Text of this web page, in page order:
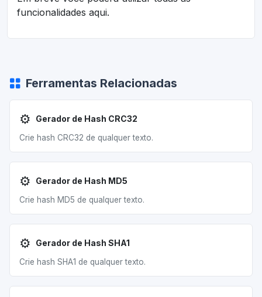
funcionalidades aqui.
Ferramentas Relacionadas
⚙️ Gerador de Hash CRC32
Crie hash CRC32 de qualquer texto.
⚙️ Gerador de Hash MD5
Crie hash MD5 de qualquer texto.
⚙️ Gerador de Hash SHA1
Crie hash SHA1 de qualquer texto.